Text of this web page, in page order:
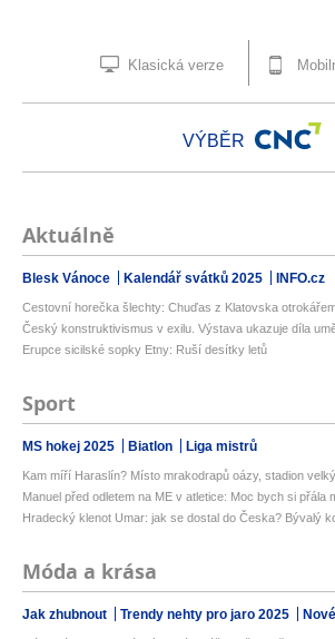
Klasická verze
VÝBĚR
Aktuálně
Blesk Vánoce Kalendář svátků 2025 INFO.cz
Cestovní horečka šlechty: Chuďas z Klatovska
Český konstruktivismus v exilu. Výstava ukazuje díla
Erupce sicilské sopky Etny: Ruší desítky letů
Sport
MS hokej 2025 Biatlon Liga mistrů
Kam míří Haraslín? Místo mrakodrapů oázy, stadion
Manuel před odletem na ME v atletice: Moc bych si přála
Hradecký klenot Umar: jak se dostal do Česka? Bývalý
Móda a krása
Jak zhubnout Trendy nehty pro jaro 2025